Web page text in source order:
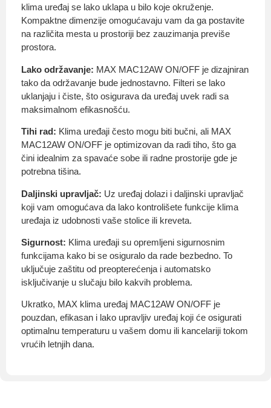
klima uređaj se lako uklapa u bilo koje okruženje.
Kompaktne dimenzije omogućavaju vam da ga postavite
na različita mesta u prostoriji bez zauzimanja previše
prostora.
Lako održavanje: MAX MAC12AW ON/OFF je dizajniran
tako da održavanje bude jednostavno. Filteri se lako
uklanjaju i čiste, što osigurava da uređaj uvek radi sa
maksimalnom efikasnošću.
Tihi rad: Klima uređaji često mogu biti bučni, ali MAX
MAC12AW ON/OFF je optimizovan da radi tiho, što ga
čini idealnim za spavaće sobe ili radne prostorije gde je
potrebna tišina.
Daljinski upravljač: Uz uređaj dolazi i daljinski upravljač
koji vam omogućava da lako kontrolišete funkcije klima
uređaja iz udobnosti vaše stolice ili kreveta.
Sigurnost: Klima uređaji su opremljeni sigurnosnim
funkcijama kako bi se osiguralo da rade bezbedno. To
uključuje zaštitu od preopterećenja i automatsko
isključivanje u slučaju bilo kakvih problema.
Ukratko, MAX klima uređaj MAC12AW ON/OFF je
pouzdan, efikasan i lako upravljiv uređaj koji će osigurati
optimalnu temperaturu u vašem domu ili kancelariji tokom
vrućih letnjih dana.